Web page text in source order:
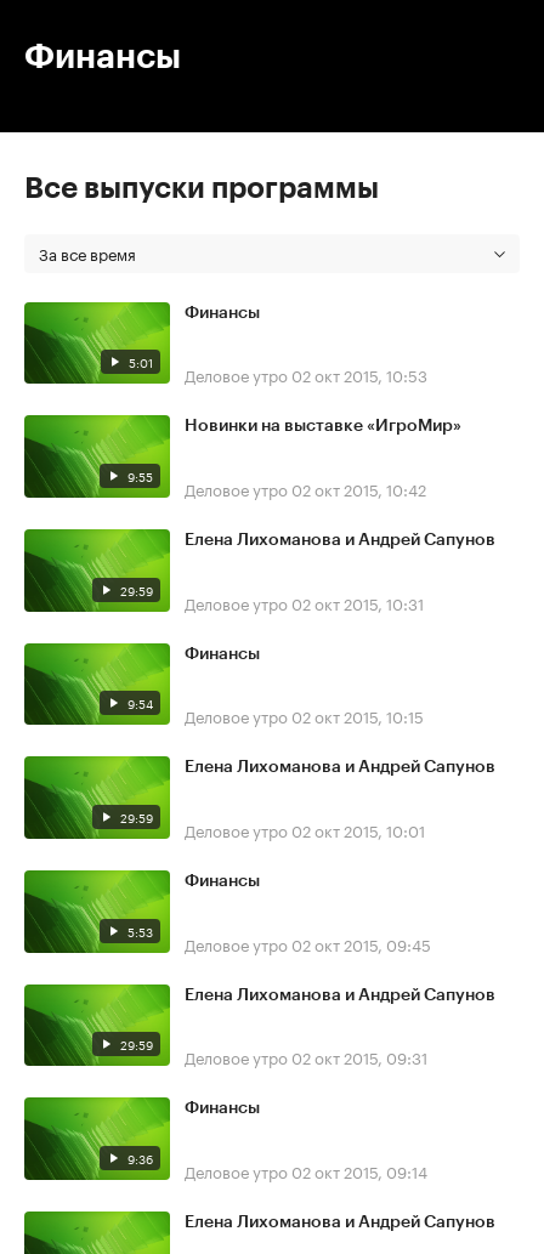
Финансы
Все выпуски программы
За все время
5:01
Финансы
Деловое утро 02 окт 2015, 10:53
9:55
Новинки на выставке «ИгроМир»
Деловое утро 02 окт 2015, 10:42
29:59
Елена Лихоманова и Андрей Сапунов
Деловое утро 02 окт 2015, 10:31
9:54
Финансы
Деловое утро 02 окт 2015, 10:15
29:59
Елена Лихоманова и Андрей Сапунов
Деловое утро 02 окт 2015, 10:01
5:53
Финансы
Деловое утро 02 окт 2015, 09:45
29:59
Елена Лихоманова и Андрей Сапунов
Деловое утро 02 окт 2015, 09:31
9:36
Финансы
Деловое утро 02 окт 2015, 09:14
Елена Лихоманова и Андрей Сапунов